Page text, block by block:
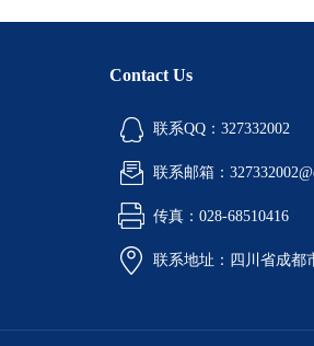
Contact Us
联系QQ：327332002
联系邮箱：
传真：028-68510416
联系地址：四川省成都